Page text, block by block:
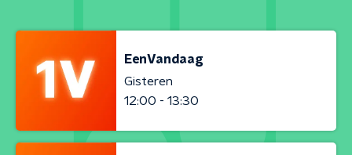
EenVandaag
Gisteren
12:00 - 13:30